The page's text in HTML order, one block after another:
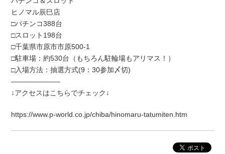
ヒノマル辰巳店
□パチンコ388台
□スロット198台
□千葉県市原市市原500-1
□駐車場：約530台（もちろん駐輪場もアリマス！）
□入場方法：抽選方式(9：30参加〆切)
―――――――
↓アクセスはこちらでチェック↓
https://www.p-world.co.jp/chiba/hinomaru-tatumiten.htm